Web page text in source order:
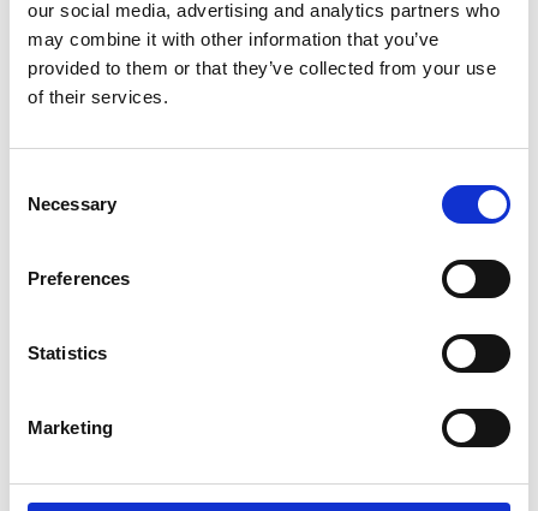
our social media, advertising and analytics partners who
may combine it with other information that you’ve
provided to them or that they’ve collected from your use
of their services.
Selection
Necessary
Preferences
Statistics
Marketing
liegt in einer Höhe von 519 über dem Meeresspiegel, und es bietet
sich hier eine großartige Panoramaaussicht.